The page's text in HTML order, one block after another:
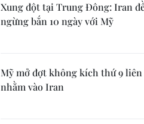
Xung đột tại Trung Đông: Iran
ngừng bắn 10 ngày với Mỹ
Mỹ mở đợt không kích thứ 9
nhằm vào Iran